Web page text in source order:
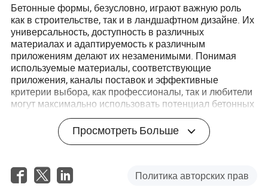
Бетонные формы, безусловно, играют важную роль
как в строительстве, так и в ландшафтном дизайне. Их
универсальность, доступность в различных
материалах и адаптируемость к различным
приложениям делают их незаменимыми. Понимая
используемые материалы, соответствующие
приложения, каналы поставок и эффективные
критерии выбора, как профессионалы, так и любители
могут максимально использовать потенциал бетонных
форм для преобразования своих сред.
Часто задаваемые вопросы
В: Какой тип бетонной формы является самым
прочным?
Просмотреть Больше
Политика авторских прав